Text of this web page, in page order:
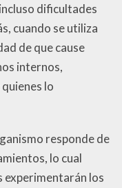
dificultades
cuando se utiliza
de que cause
internos,
lo
responde de
lo cual
experimentarán los